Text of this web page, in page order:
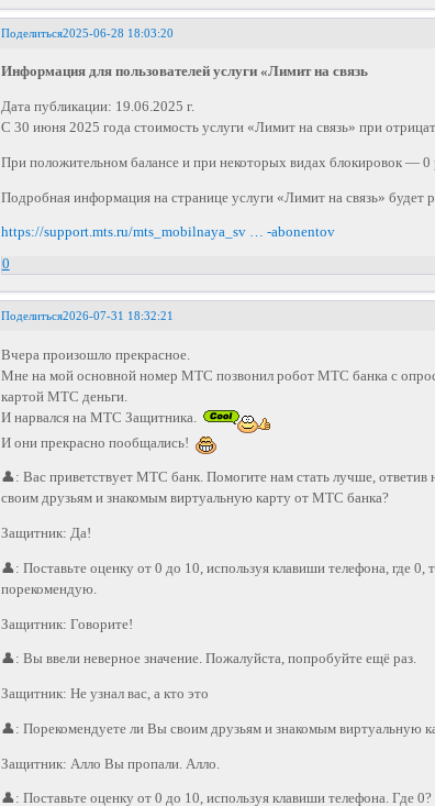
Поделиться2025-06-28 18:03:20
Информация для пользователей услуги «Лимит на связь
Дата публикации: 19.06.2025 г.
С 30 июня 2025 года стоимость услуги «Лимит на связь» при
При положительном балансе и при некоторых видах блокировок — 0
Подробная информация на странице услуги «Лимит на связь» будет
https://support.mts.ru/mts_mobilnaya_sv … -abonentov
0
Поделиться2026-07-31 18:32:21
Вчера произошло прекрасное.
Мне на мой основной номер МТС позвонил робот МТС банка с
картой МТС деньги.
И нарвался на МТС Защитника.
И они прекрасно пообщались!
👤: Вас приветствует МТС банк. Помогите нам стать лучше, ответив
своим друзьям и знакомым виртуальную карту от МТС банка?
Защитник: Да!
👤: Поставьте оценку от 0 до 10, используя клавиши телефона, где
порекомендую.
Защитник: Говорите!
👤: Вы ввели неверное значение. Пожалуйста, попробуйте ещё раз.
Защитник: Не узнал вас, а кто это
👤: Порекомендуете ли Вы своим друзьям и знакомым виртуальную
Защитник: Алло Вы пропали. Алло.
👤: Поставьте оценку от 0 до 10, используя клавиши телефона. Где